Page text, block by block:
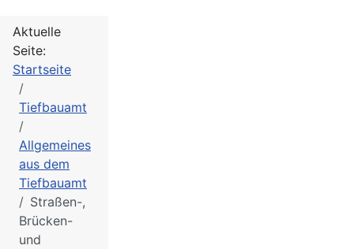
Aktuelle
Seite:
Startseite
Tiefbauamt
Allgemeines
aus dem
Tiefbauamt
Straßen-,
Brücken-
und